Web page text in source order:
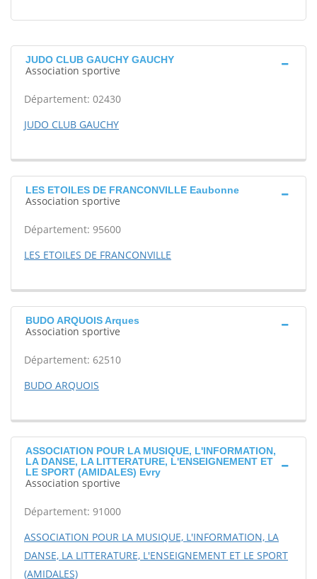
JUDO CLUB GAUCHY GAUCHY
Association sportive
Département: 02430
JUDO CLUB GAUCHY
LES ETOILES DE FRANCONVILLE Eaubonne
Association sportive
Département: 95600
LES ETOILES DE FRANCONVILLE
BUDO ARQUOIS Arques
Association sportive
Département: 62510
BUDO ARQUOIS
ASSOCIATION POUR LA MUSIQUE, L'INFORMATION,
LA DANSE, LA LITTERATURE, L'ENSEIGNEMENT ET
LE SPORT (AMIDALES) Evry
Association sportive
Département: 91000
ASSOCIATION POUR LA MUSIQUE, L'INFORMATION, LA
DANSE, LA LITTERATURE, L'ENSEIGNEMENT ET LE SPORT
(AMIDALES)